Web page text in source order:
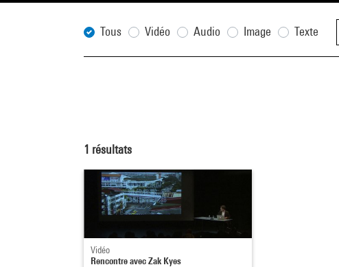
Tous Vidéo Audio Image Texte
1 résultats
Vidéo
Rencontre avec Zak Kyes